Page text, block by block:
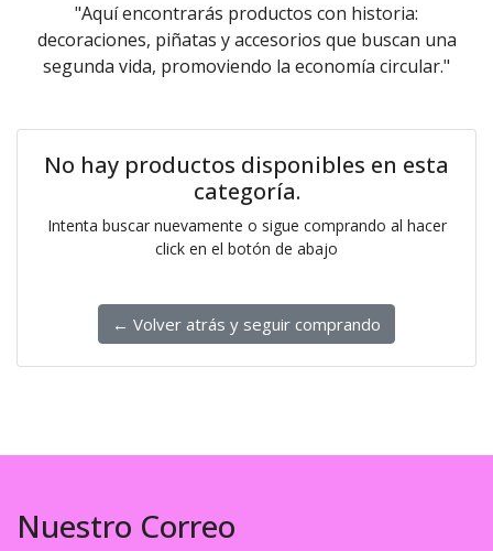
"Aquí encontrarás productos con historia:
decoraciones, piñatas y accesorios que buscan una
segunda vida, promoviendo la economía circular."
No hay productos disponibles en esta
categoría.
Intenta buscar nuevamente o sigue comprando al hacer
click en el botón de abajo
← Volver atrás y seguir comprando
Nuestro Correo